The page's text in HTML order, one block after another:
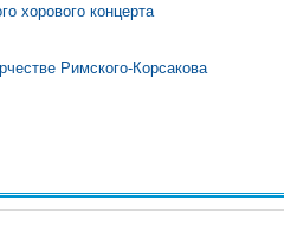
хорового концерта
Римского-Корсакова